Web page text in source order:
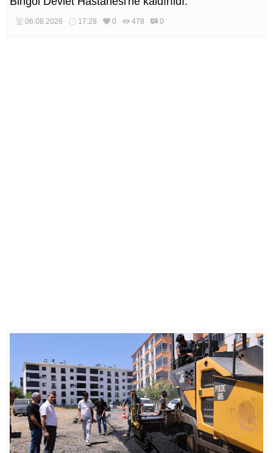
06.08.2026 17:28 0 478 0